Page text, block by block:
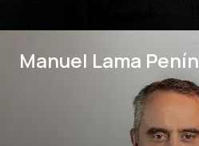
Manuel Lama Penín